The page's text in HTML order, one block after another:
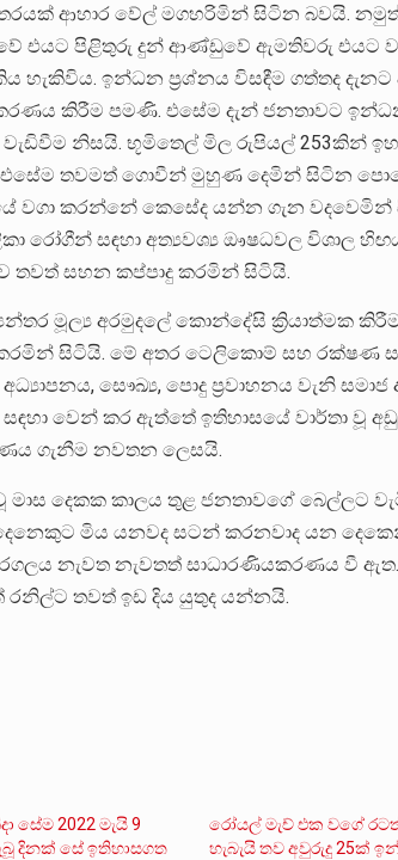
ආහාර වේල් මගහරිමින් සිටින බවයි.
එයට පිළිතුරු දුන් ආණ්ඩුවේ ඇමතිවරු එයට
හැකිවිය. ඉන්ධන ප්‍රශ්නය විසඳීම ගත්තද
කිරීම පමණි. එසේම දැන් ජනතාවට
නිසයි. භූමිතෙල් මිල රුපියල් 253කින්
එසේම තවමත් ගොවීන් මුහුණ දෙමින් සිටින
කරන්නේ කෙසේද යන්න ගැන
රෝගීන් සඳහා අත්‍යවශ්‍ය ඖෂධවල විශාල
තවත් සහන කප්පාදු කරමින් සිටියි.
මූල්‍ය අරමුදලේ කොන්දේසි ක්‍රියාත්මක
සිටියි. මේ අතර ටෙලිකොම් සහ රක්ෂණ
සෞඛ්‍ය, පොදු ප්‍රවාහනය වැනි
වෙන් කර ඇත්තේ ඉතිහාසයේ වාර්තා වූ
ගැනීම නවතන ලෙසයි.
මාස දෙකක කාලය තුළ ජනතාවගේ බෙල්ලට
මිය යනවද සටන් කරනවාද යන
නැවත නැවතත් සාධාරණියකරණය වී ඇත.
රනිල්ට තවත් ඉඩ දිය යුතුද යන්නයි.
සේම 2022 මැයි 9
දිනක් සේ ඉතිහාසගත
රෝයල් මැච් එක වගේ
හැබැයි තව අවුරුදු 25ක්